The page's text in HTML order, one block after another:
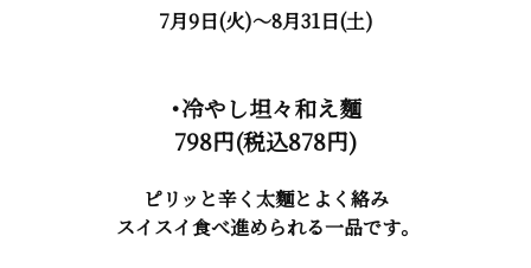
7月9日(火)～8月31日(土)
・冷やし坦々和え麵
798円(税込878円)
ピリッと辛く太麵とよく絡み
スイスイ食べ進められる一品です。